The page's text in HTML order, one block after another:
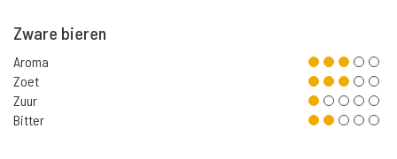
Zware bieren
Aroma
Zoet
Zuur
Bitter